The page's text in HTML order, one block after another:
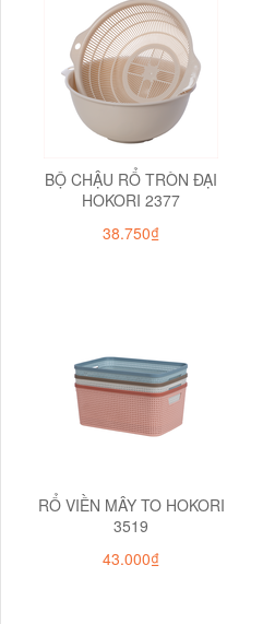
BỘ CHẬU RỔ TRÒN ĐẠI
HOKORI 2377
38.750₫
RỔ VIỀN MÂY TO HOKORI
3519
43.000₫